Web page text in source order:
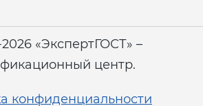
«ЭкспертГОСТ» –
центр.
конфиденциальности